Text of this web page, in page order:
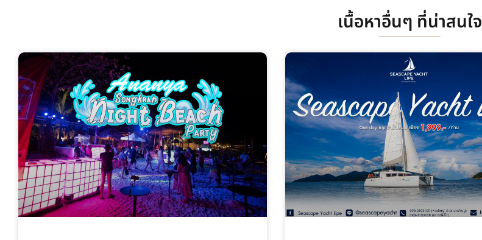
เนื้อหาอื่นๆ ที่น่าสนใจ